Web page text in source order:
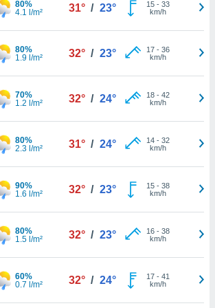
80%
4.1 l/m²
31° / 23° 15- 33
km/h
80%
1.9 l/m²
32° / 23° 17- 36
km/h
70%
1.2 l/m²
32° / 24° 18- 42
km/h
80%
2.3 l/m²
31° / 24° 14- 32
km/h
90%
1.6 l/m²
32° / 23° 15- 38
km/h
80%
1.5 l/m²
32° / 23° 16- 38
km/h
60%
0.7 l/m²
32° / 24° 17- 41
km/h